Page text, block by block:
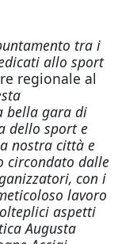
tra i
allo sport
regionale al
bella gara di
dello sport e
nostra città e
circondato dalle
con i
lavoro
aspetti
Augusta